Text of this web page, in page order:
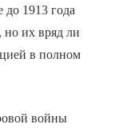
1913 года
но их вряд ли
в полном
войны